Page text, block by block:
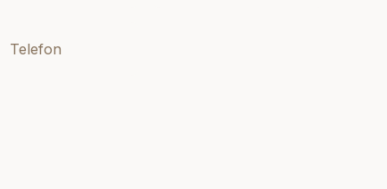
Telefon